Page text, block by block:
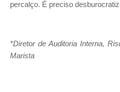
percalço. É preciso
*Diretor de Auditoria Interna,
Marista